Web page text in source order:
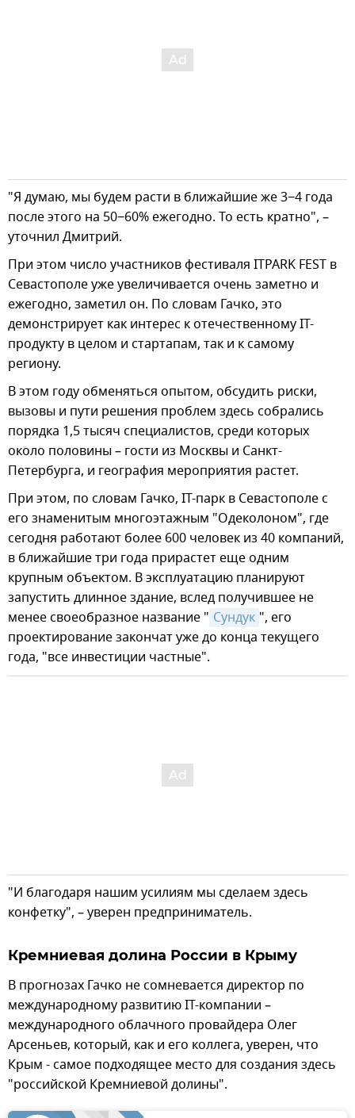
"Я думаю, мы будем расти в ближайшие же 3−4 года
после этого на 50−60% ежегодно. То есть кратно", –
уточнил Дмитрий.
При этом число участников фестиваля ITPARK FEST в
Севастополе уже увеличивается очень заметно и
ежегодно, заметил он. По словам Гачко, это
демонстрирует как интерес к отечественному IT-
продукту в целом и стартапам, так и к самому
региону.
В этом году обменяться опытом, обсудить риски,
вызовы и пути решения проблем здесь собрались
порядка 1,5 тысяч специалистов, среди которых
около половины – гости из Москвы и Санкт-
Петербурга, и география мероприятия растет.
При этом, по словам Гачко, IT-парк в Севастополе с
его знаменитым многоэтажным "Одеколоном", где
сегодня работают более 600 человек из 40 компаний,
в ближайшие три года прирастет еще одним
крупным объектом. В эксплуатацию планируют
запустить длинное здание, вслед получившее не
менее своеобразное название " Сундук ", его
проектирование закончат уже до конца текущего
года, "все инвестиции частные".
"И благодаря нашим усилиям мы сделаем здесь
конфетку", – уверен предприниматель.
Кремниевая долина России в Крыму
В прогнозах Гачко не сомневается директор по
международному развитию IT-компании –
международного облачного провайдера Олег
Арсеньев, который, как и его коллега, уверен, что
Крым - самое подходящее место для создания здесь
"российской Кремниевой долины".